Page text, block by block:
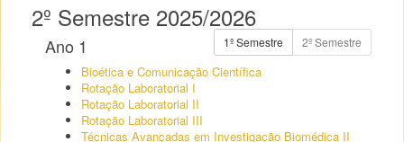
2º Semestre 2025/2026
1º Semestre 2º Semestre
Ano 1
Bioética e Comunicação Científica
Rotação Laboratorial I
Rotação Laboratorial II
Rotação Laboratorial III
Técnicas Avançadas em Investigação Biomédica II